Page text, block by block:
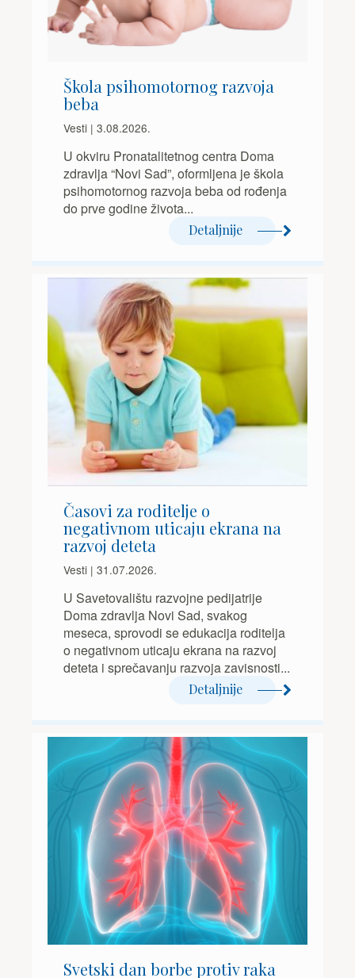
Škola psihomotornog razvoja
beba
Vesti | 3.08.2026.
U okviru Pronatalitetnog centra Doma
zdravlja “Novi Sad”, oformljena je škola
psihomotornog razvoja beba od rođenja
do prve godine života...
Detaljnije
Časovi za roditelje o
negativnom uticaju ekrana na
razvoj deteta
Vesti | 31.07.2026.
U Savetovalištu razvojne pedijatrije
Doma zdravlja Novi Sad, svakog
meseca, sprovodi se edukacija roditelja
o negativnom uticaju ekrana na razvoj
deteta i sprečavanju razvoja zavisnosti...
Detaljnije
Svetski dan borbe protiv raka